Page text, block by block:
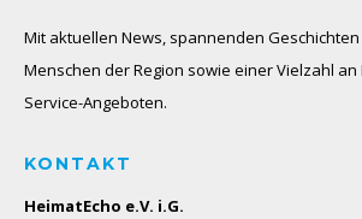
Mit aktuellen News, spannenden
Menschen der Region sowie einer Vielzahl
Service-Angeboten.
KONTAKT
HeimatEcho e.V. i.G.